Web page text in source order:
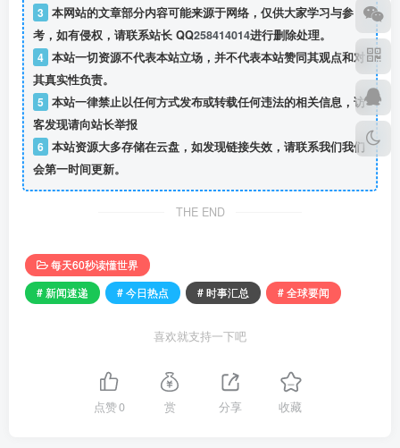
3 本网站的文章部分内容可能来源于网络，仅供大家学习与参
考，如有侵权，请联系站长 QQ258414014进行删除处理。
4 本站一切资源不代表本站立场，并不代表本站赞同其观点和对
其真实性负责。
5 本站一律禁止以任何方式发布或转载任何违法的相关信息，访
客发现请向站长举报
6 本站资源大多存储在云盘，如发现链接失效，请联系我们我们
会第一时间更新。
THE END
每天60秒读懂世界
# 新闻速递
# 今日热点 # 时事汇总 # 全球要闻
喜欢就支持一下吧
点赞0 赏 分享 收藏